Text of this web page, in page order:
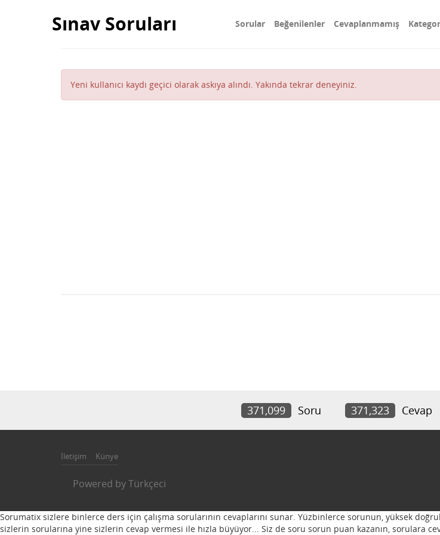
Sınav Soruları Sorular Beğenilenler Cevaplanmamış
Yeni kullanıcı kaydı geçici olarak askıya alındı. Yakında tekrar deneyiniz.
371,099 Soru 371,323 Cevap
İletişim Künye
Powered byTürkçeci
Sorumatix sizlere binlerce ders için çalışma sorularının cevaplarını sunar. Yüzbinlerce sorunun, yüksek
sizlerin sorularına yine sizlerin cevap vermesi ile hızla büyüyor... Siz de soru sorun puan kazanın, sorulara